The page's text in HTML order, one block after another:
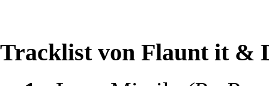
Tracklist von Flaunt it &